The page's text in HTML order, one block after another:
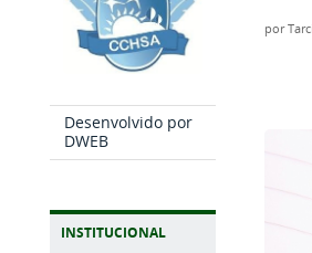
Desenvolvido por
DWEB
INSTITUCIONAL
por